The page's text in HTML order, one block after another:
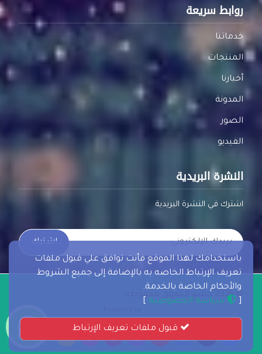
روابط سريعة
خدماتنا
المنتجات
أخبارنا
المدونة
الصور
الفيديو
النشرة البريدية
اشترك في النشرة البريدية
اشترك
© 2026 جميع الحقوق محفوظة .
باستخدامك لهذا الموقع فأنت توافق علي قبول ملفات
تعريف الإرتباط الخاصه به بالإضافة إلى جميع الشروط
والأحكام الخاصة بالخدمة.
[
سياسة الخصوصية ]
قبول ملفات تعريف الإرتباط